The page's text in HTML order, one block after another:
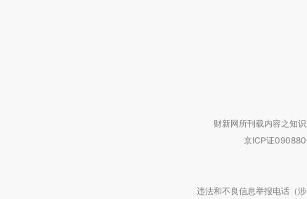
财新网所刊载内容之知
京ICP证
违法和不良信息举报电话（